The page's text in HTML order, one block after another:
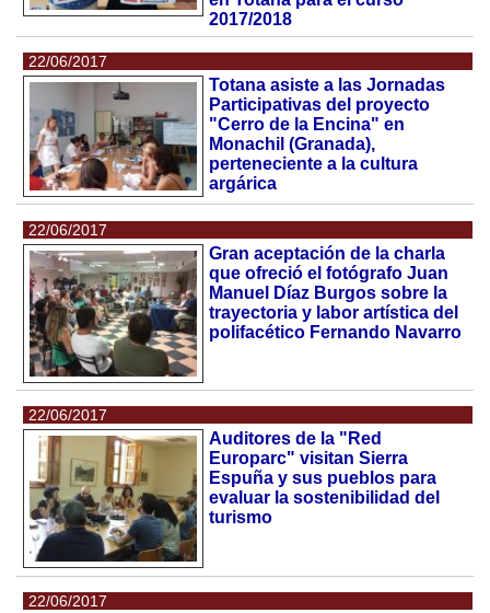
2017/2018
22/06/2017
Totana asiste a las Jornadas
Participativas del proyecto
"Cerro de la Encina" en
Monachil (Granada),
perteneciente a la cultura
argárica
22/06/2017
Gran aceptación de la charla
que ofreció el fotógrafo Juan
Manuel Díaz Burgos sobre la
trayectoria y labor artística del
polifacético Fernando Navarro
22/06/2017
Auditores de la "Red
Europarc" visitan Sierra
Espuña y sus pueblos para
evaluar la sostenibilidad del
turismo
22/06/2017